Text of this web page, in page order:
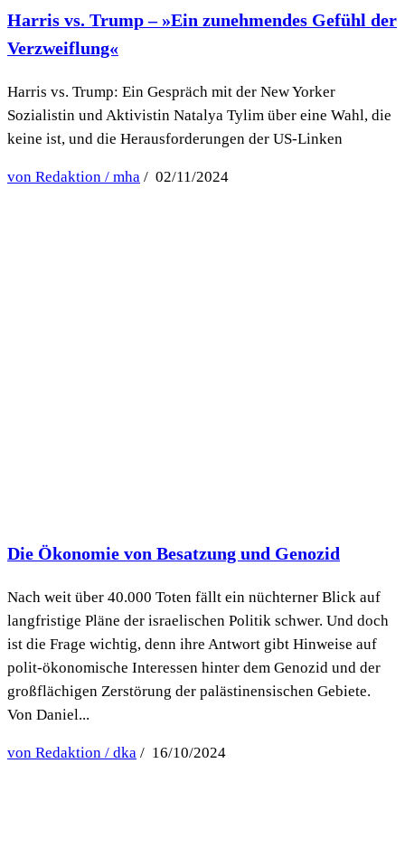
Harris vs. Trump – »Ein zunehmendes Gefühl der
Verzweiflung«
Harris vs. Trump: Ein Gespräch mit der New Yorker
Sozialistin und Aktivistin Natalya Tylim über eine Wahl, die
keine ist, und die Herausforderungen der US-Linken
von Redaktion / mha / 02/11/2024
Die Ökonomie von Besatzung und Genozid
Nach weit über 40.000 Toten fällt ein nüchterner Blick auf
langfristige Pläne der israelischen Politik schwer. Und doch
ist die Frage wichtig, denn ihre Antwort gibt Hinweise auf
polit-ökonomische Interessen hinter dem Genozid und der
großflächigen Zerstörung der palästinensischen Gebiete.
Von Daniel...
von Redaktion / dka / 16/10/2024